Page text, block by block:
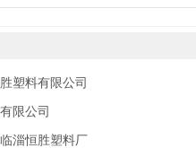
塑料有限公司
限公司
淄恒胜塑料厂